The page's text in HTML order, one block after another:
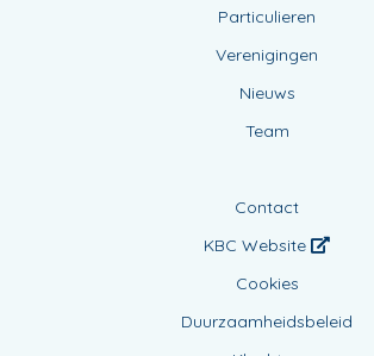
Particulieren
Verenigingen
Nieuws
Team
Contact
KBC Website
Cookies
Duurzaamheidsbeleid